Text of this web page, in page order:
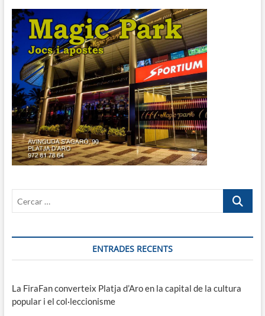
Cercar
ENTRADES RECENTS
La FiraFan converteix Platja d’Aro en la capital de la cultura
popular i el col·leccionisme